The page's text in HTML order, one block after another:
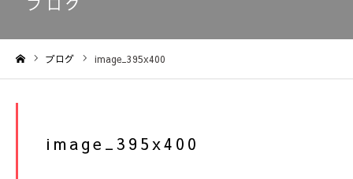
ブログ
ブログ image_395x400
image_395x400